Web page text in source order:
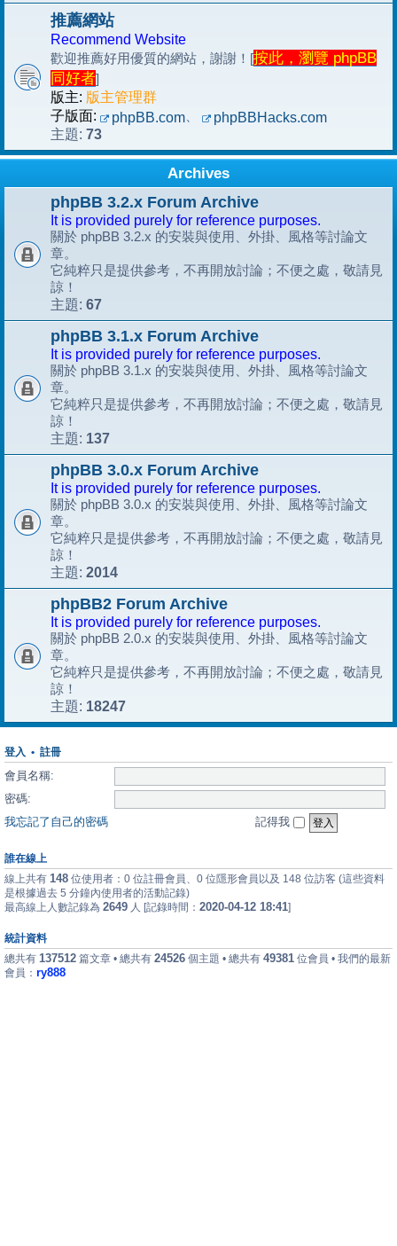
推薦網站
Recommend Website
歡迎推薦好用優質的網站，謝謝！[按此，瀏覽 phpBB
同好者]
版主: 版主管理群
子版面:
phpBB.com、
phpBBHacks.com
主題: 73
Archives
phpBB 3.2.x Forum Archive
It is provided purely for reference purposes.
關於 phpBB 3.2.x 的安裝與使用、外掛、風格等討論文
章。
它純粹只是提供參考，不再開放討論；不便之處，敬請見
諒！
主題: 67
phpBB 3.1.x Forum Archive
It is provided purely for reference purposes.
關於 phpBB 3.1.x 的安裝與使用、外掛、風格等討論文
章。
它純粹只是提供參考，不再開放討論；不便之處，敬請見
諒！
主題: 137
phpBB 3.0.x Forum Archive
It is provided purely for reference purposes.
關於 phpBB 3.0.x 的安裝與使用、外掛、風格等討論文
章。
它純粹只是提供參考，不再開放討論；不便之處，敬請見
諒！
主題: 2014
phpBB2 Forum Archive
It is provided purely for reference purposes.
關於 phpBB 2.0.x 的安裝與使用、外掛、風格等討論文
章。
它純粹只是提供參考，不再開放討論；不便之處，敬請見
諒！
主題: 18247
登入 • 註冊
會員名稱:
密碼:
我忘記了自己的密碼
記得我
誰在線上
線上共有 148 位使用者：0 位註冊會員、0 位隱形會員以及 148 位訪客 (這些資料
是根據過去 5 分鐘內使用者的活動記錄)
最高線上人數記錄為 2649 人 [記錄時間： 2020-04-12 18:41]
統計資料
總共有 137512 篇文章 • 總共有 24526 個主題 • 總共有 49381 位會員 • 我們的最新
會員： ry888